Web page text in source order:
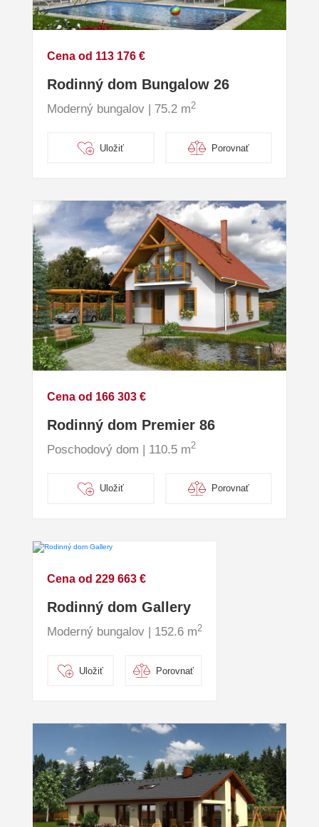
Cena od 113 176 €
Rodinný dom Bungalow 26
Moderný bungalov | 75.2 m2
Uložiť Porovnať
Cena od 166 303 €
Rodinný dom Premier 86
Poschodový dom | 110.5 m2
Uložiť Porovnať
Cena od 229 663 €
Rodinný dom Gallery
Moderný bungalov | 152.6 m2
Uložiť Porovnať